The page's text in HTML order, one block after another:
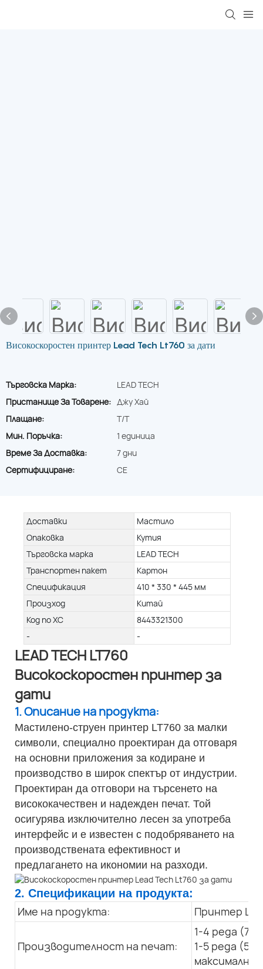
Високоскоростен принтер Lead Tech Lt760 за дати
Търговска Марка:
LEAD TECH
Пристанище За Товарене: Джу Хай
Плащане:
T/T
Мин. Поръчка:
1 единица
Време За Доставка:
7 дни
Сертифициране:
CE
Доставки
Мастило
Опаковка
Кутия
Търговска марка
LEAD TECH
Транспортен пакет
Картон
Спецификация
410 * 330 * 445 мм
Произход
Китай
Код по ХС
8443321300
-
-
LEAD TECH LT760
Високоскоростен принтер за
дати
1. Описание на продукта:
Мастилено-струен принтер LT760 за малки
символи, специално проектиран да отговаря
на основни приложения за кодиране и
производство в широк спектър от индустрии.
Проектиран да отговори на търсенето на
висококачествен и надежден печат. Той
осигурява изключително лесен за употреба
интерфейс и е известен с подобряването на
производствената ефективност и
предлагането на икономии на разходи.
2. Спецификации на продукта:
Име на продукта: Принтер LT
Производителност на печат:
1-4 реда
1-5 реда
максимална